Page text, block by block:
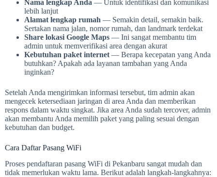
Nama lengkap Anda — Untuk identifikasi dan komunikasi
lebih lanjut
Alamat lengkap rumah — Semakin detail, semakin baik.
Sertakan nama jalan, nomor rumah, dan landmark terdekat
Share lokasi Google Maps — Ini sangat membantu tim
admin untuk memverifikasi area dengan akurat
Kebutuhan paket internet — Berapa kecepatan yang Anda
butuhkan? Apakah ada layanan tambahan yang Anda
inginkan?
Setelah Anda mengirimkan informasi tersebut, tim admin akan
mengecek ketersediaan jaringan di area Anda dan memberikan
respons dalam waktu singkat. Jika area Anda sudah tercover, admin
akan membantu Anda memilih paket yang paling sesuai dengan
kebutuhan dan budget.
Cara Daftar Pasang WiFi
Proses pendaftaran pasang WiFi di Pekanbaru sangat mudah dan
tidak memerlukan waktu lama. Berikut adalah langkah-langkahnya: